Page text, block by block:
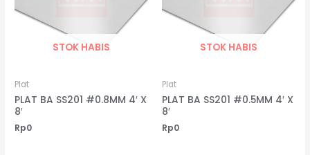
STOK HABIS
Plat
PLAT BA SS201 #0.8MM 4′ X
8′
Rp0
STOK HABIS
Plat
PLAT BA SS201 #0.5MM 4′ X
8′
Rp0